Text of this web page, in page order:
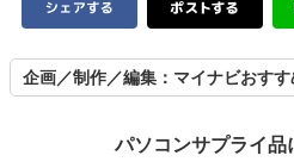
企画／制作／編集：マイナビおす
パソコンサプライ品